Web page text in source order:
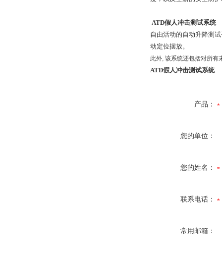
ATD假人冲击测试系统
自由活动的自动升降测
动定位摆放。
此外, 该系统还包括对所有
ATD假人冲击测试系统
产品：
您的单位：
您的姓名：
联系电话：
常用邮箱：